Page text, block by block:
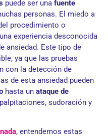
puede ser una fuente
personas. El miedo a
procedimiento o
experiencia desconocida
ansiedad. Este tipo de
ya que las pruebas
con la detección de
de esta ansiedad pueden
hasta un ataque de
sudoración y
, entendemos estas